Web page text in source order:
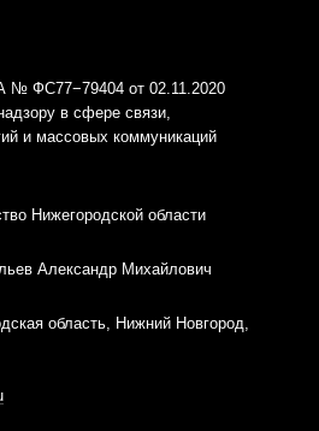
№ ФС77−79404 от 02.11.2020
в сфере связи,
и массовых коммуникаций
Нижегородской области
Александр Михайлович
область, Нижний Новгород,